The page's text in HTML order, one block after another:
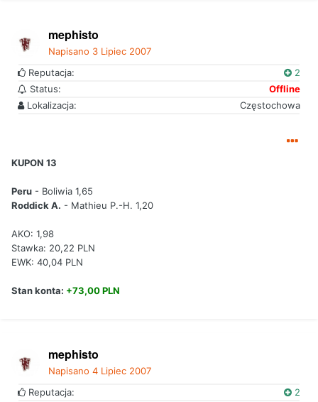
mephisto
Napisano 3 Lipiec 2007
Reputacja:
2
Status:
Offline
Lokalizacja:
Częstochowa
KUPON 13
Peru - Boliwia 1,65
Roddick A. - Mathieu P.-H. 1,20
AKO: 1,98
Stawka: 20,22 PLN
EWK: 40,04 PLN
Stan konta: +73,00 PLN
mephisto
Napisano 4 Lipiec 2007
Reputacja:
2